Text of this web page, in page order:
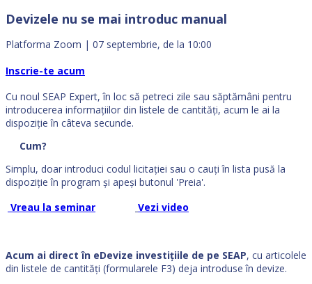
Devizele nu se mai introduc manual
Platforma Zoom | 07 septembrie, de la 10:00
Inscrie-te acum
Cu noul SEAP Expert, în loc să petreci zile sau săptămâni pentru
introducerea informaţiilor din listele de cantităţi, acum le ai la
dispoziţie în câteva secunde.
Cum?
Simplu, doar introduci codul licitaţiei sau o cauţi în lista pusă la
dispoziţie în program şi apeşi butonul 'Preia'.
Vreau la seminar
Vezi video
Acum ai direct în eDevize investiţiile de pe SEAP, cu articolele
din listele de cantităţi (formularele F3) deja introduse în devize.